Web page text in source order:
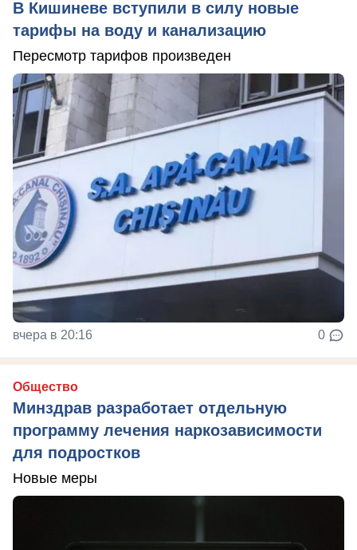
В Кишиневе вступили в силу новые
тарифы на воду и канализацию
Пересмотр тарифов произведен
вчера в 20:16 0
Общество
Минздрав разработает отдельную
программу лечения наркозависимости
для подростков
Новые меры